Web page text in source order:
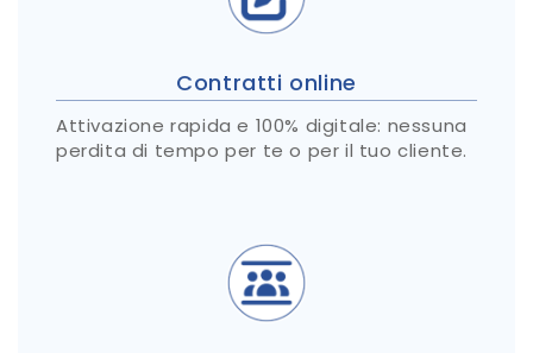
Contratti online
Attivazione rapida e 100% digitale: nessuna
perdita di tempo per te o per il tuo cliente.